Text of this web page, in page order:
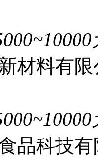
材料有限
品科技